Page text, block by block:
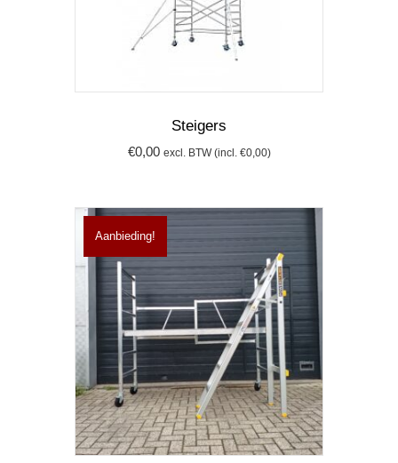
Steigers
€0,00 excl. BTW (incl. €0,00)
Aanbieding!